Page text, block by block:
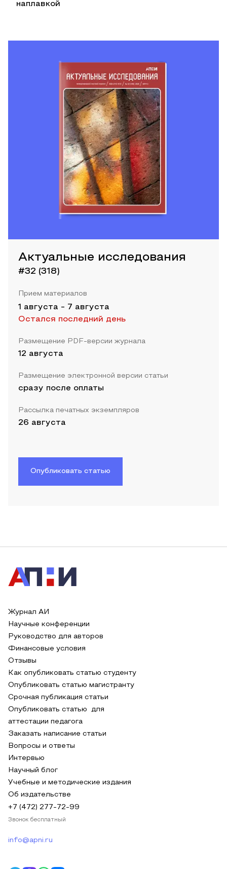
наплавкой
Актуальные исследования
#32 (318)
Прием материалов
1 августа - 7 августа
Остался последний день
Размещение PDF-версии журнала
12 августа
Размещение электронной версии статьи
сразу после оплаты
Рассылка печатных экземпляров
26 августа
Опубликовать статью
Журнал АИ
Научные конференции
Руководство для авторов
Финансовые условия
Отзывы
Как опубликовать статью студенту
Опубликовать статью магистранту
Срочная публикация статьи
Опубликовать статью для
аттестации педагога
Заказать написание статьи
Вопросы и ответы
Интервью
Научный блог
Учебные и методические издания
Об издательстве
+7 (472) 277-72-99
Звонок бесплатный
info@apni.ru